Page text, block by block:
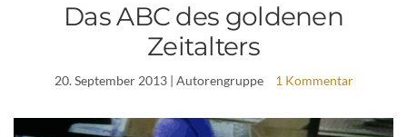
Das ABC des goldenen
Zeitalters
20. September 2013| Autorengruppe 1 Kommentar